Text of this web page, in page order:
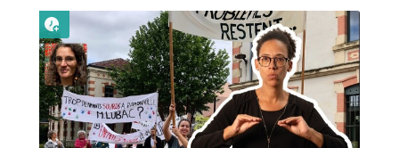
Lire plus tard